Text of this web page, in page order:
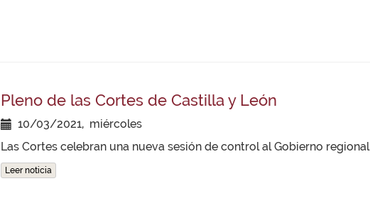
Pleno de las Cortes de Castilla y León
10/03/2021, miércoles
Las Cortes celebran una nueva sesión de control al Gobierno regional
Leer noticia